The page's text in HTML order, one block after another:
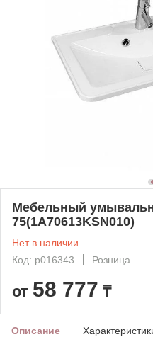
Мебельный
75(1A70613KSN010)
Нет в наличии
Код: p016343
Розница
от 58 777 ₸
Описание